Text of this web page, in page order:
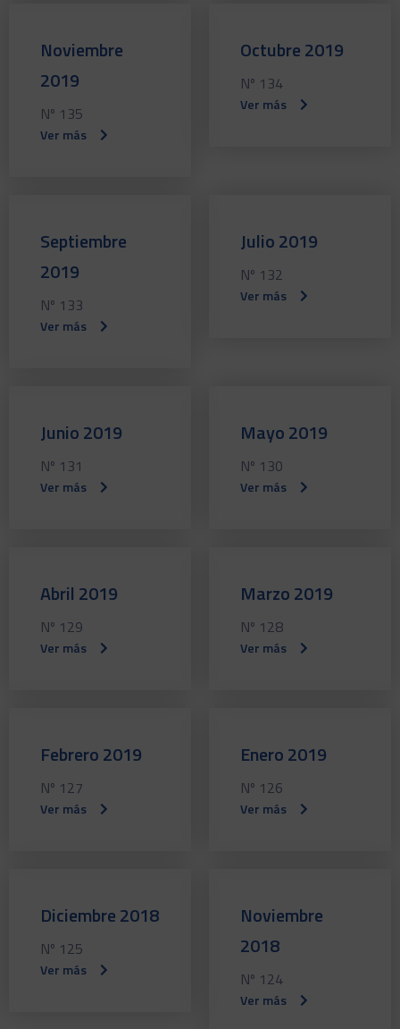
Noviembre
2019
Nº 135
Ver más
Octubre 2019
Nº 134
Ver más
Septiembre
2019
Nº 133
Ver más
Julio 2019
Nº 132
Ver más
Junio 2019
Nº 131
Ver más
Mayo 2019
Nº 130
Ver más
Abril 2019
Nº 129
Ver más
Marzo 2019
Nº 128
Ver más
Febrero 2019
Nº 127
Ver más
Enero 2019
Nº 126
Ver más
Diciembre 2018
Nº 125
Ver más
Noviembre
2018
Nº 124
Ver más